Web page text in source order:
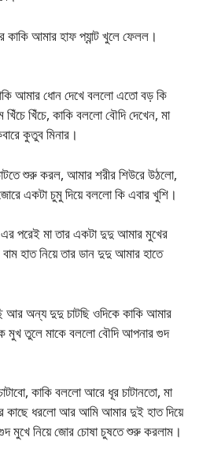
আমার হাফ প্যান্ট খুলে ফেলল।
আমার ধোন দেখে বললো এতো বড় কি
খিঁচে, কাকি বললো বৌদি দেখেন, মা
কুতুব মিনার।
শুরু করল, আমার শরীর শিউরে উঠলো,
একটা চুমু দিয়ে বললো কি এবার খুশি।
এর পরেই মা তার একটা দুদু আমার মুখের
হাত নিয়ে তার ডান দুদু আমার হাতে
আর অন্য দুদু চাটছি ওদিকে কাকি আমার
মুখ তুলে মাকে বললো বৌদি আপনার গুদ
কাকি বললো আরে ধূর চাটানতো, মা
কাছে ধরলো আর আমি আমার দুই হাত দিয়ে
মুখে নিয়ে জোর চোষা চুষতে শুরু করলাম।